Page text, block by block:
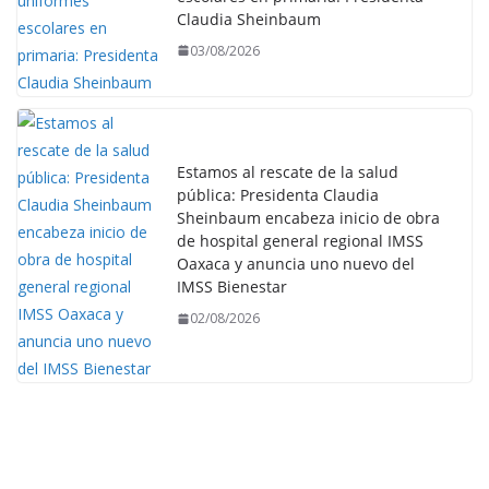
Claudia Sheinbaum
03/08/2026
Estamos al rescate de la salud
pública: Presidenta Claudia
Sheinbaum encabeza inicio de obra
de hospital general regional IMSS
Oaxaca y anuncia uno nuevo del
IMSS Bienestar
02/08/2026